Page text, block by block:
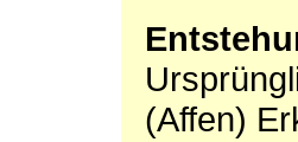
(Affen)